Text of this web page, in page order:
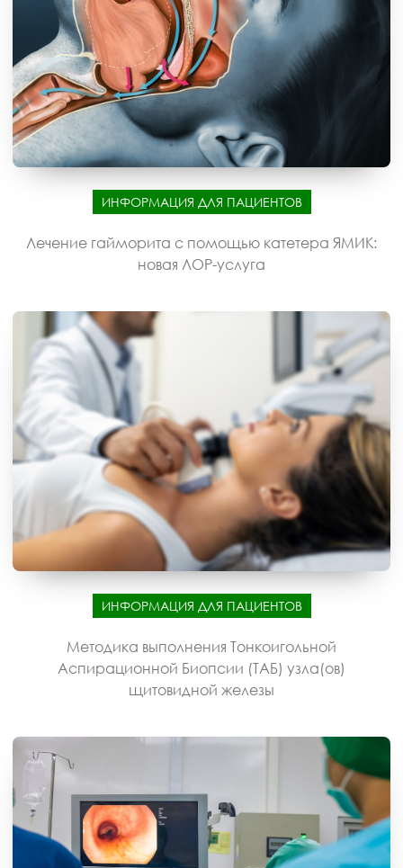
ИНФОРМАЦИЯ ДЛЯ ПАЦИЕНТОВ
Лечение гайморита с помощью катетера ЯМИК:
новая ЛОР-услуга
ИНФОРМАЦИЯ ДЛЯ ПАЦИЕНТОВ
Методика выполнения Тонкоигольной
Аспирационной Биопсии (ТАБ) узла(ов)
щитовидной железы